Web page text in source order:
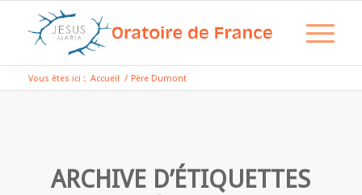
Vous êtes ici : Accueil / Père Dumont
ARCHIVE D’ÉTIQUETTES